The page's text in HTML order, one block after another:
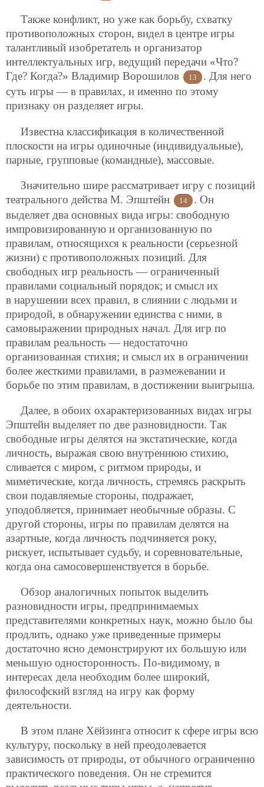
Также конфликт, но уже как борьбу, схватку
противоположных сторон, видел в центре игры
талантливый изобретатель и организатор
интеллектуальных игр, ведущий передачи «Что?
Где? Когда?» Владимир Ворошилов
13
. Для него
суть игры — в правилах, и именно по этому
признаку он разделяет игры.
Известна классификация в количественной
плоскости на игры одиночные (индивидуальные),
парные, групповые (командные), массовые.
Значительно шире рассматривает игру с позиций
театрального действа М. Эпштейн
14
. Он
выделяет два основных вида игры: свободную
импровизированную и организованную по
правилам, относящихся к реальности (серьезной
жизни) с противоположных позиций. Для
свободных игр реальность — ограниченный
правилами социальный порядок; и смысл их
в нарушении всех правил, в слиянии с людьми и
природой, в обнаружении единства с ними, в
самовыражении природных начал. Для игр по
правилам реальность — недостаточно
организованная стихия; и смысл их в ограничении
более жесткими правилами, в размежевании и
борьбе по этим правилам, в достижении выигрыша.
Далее, в обоих охарактеризованных видах игры
Эпштейн выделяет по две разновидности. Так
свободные игры делятся на экстатические, когда
личность, выражая свою внутреннюю стихию,
сливается с миром, с ритмом природы, и
миметические, когда личность, стремясь раскрыть
свои подавляемые стороны, подражает,
уподобляется, принимает необычные образы. С
другой стороны, игры по правилам делятся на
азартные, когда личность подчиняется року,
рискует, испытывает судьбу, и соревновательные,
когда она самосовершенствуется в борьбе.
Обзор аналогичных попыток выделить
разновидности игры, предпринимаемых
представителями конкретных наук, можно было бы
продлить, однако уже приведенные примеры
достаточно ясно демонстрируют их большую или
меньшую односторонность. По-видимому, в
интересах дела необходим более широкий,
философский взгляд на игру как форму
деятельности.
В этом плане Хёйзинга относит к сфере игры всю
культуру, поскольку в ней преодолевается
зависимость от природы, от обычного ограниченно
практического поведения. Он не стремится